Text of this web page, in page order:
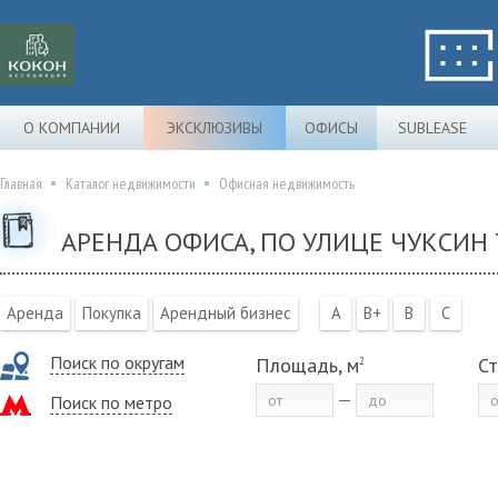
О КОМПАНИИ ЭКСКЛЮЗИВЫ ОФИСЫ SUBLEASE
Главная Каталог недвижимости Офисная недвижимость
АРЕНДА ОФИСА, ПО УЛИЦЕ ЧУКСИН
Аренда Покупка Арендный бизнес A B+ B C
Поиск по округам
Поиск по метро
Площадь, м2